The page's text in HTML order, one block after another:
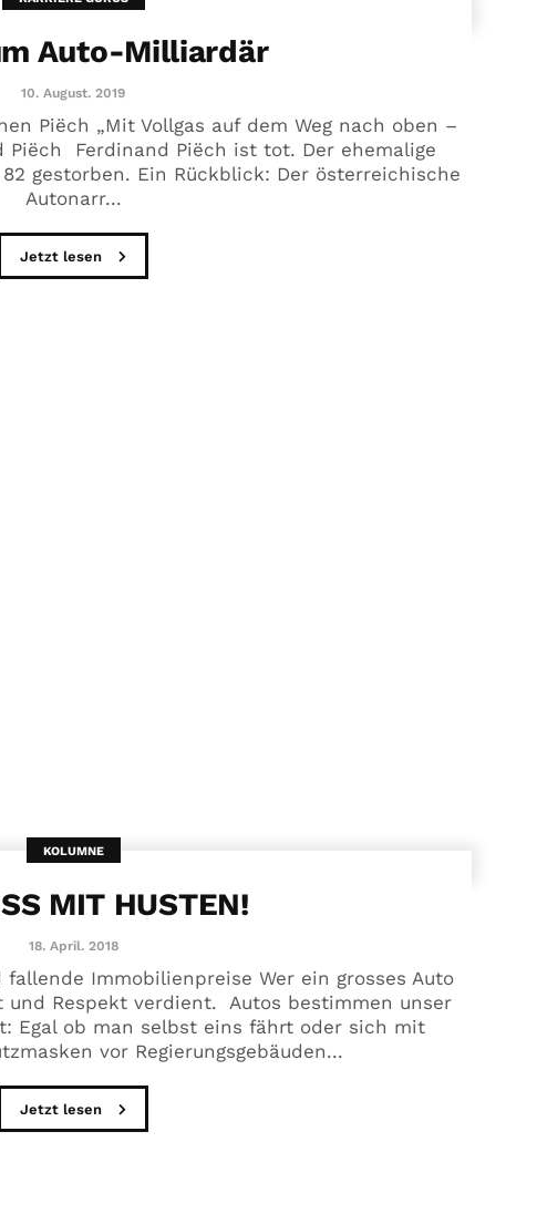
Auto-Milliardär
10. August. 2019
Piëch „Mit Vollgas auf dem Weg nach oben –
Piëch Ferdinand Piëch ist tot. Der ehemalige
gestorben. Ein Rückblick: Der österreichische
Autonarr...
Jetzt lesen
KOLUMNE
MIT HUSTEN!
18. April. 2018
Immobilienpreise Wer ein grosses Auto
Respekt verdient. Autos bestimmen unser
Egal ob man selbst eins fährt oder sich mit
vor Regierungsgebäuden...
Jetzt lesen